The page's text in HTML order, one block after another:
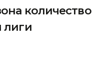
количество
лиги